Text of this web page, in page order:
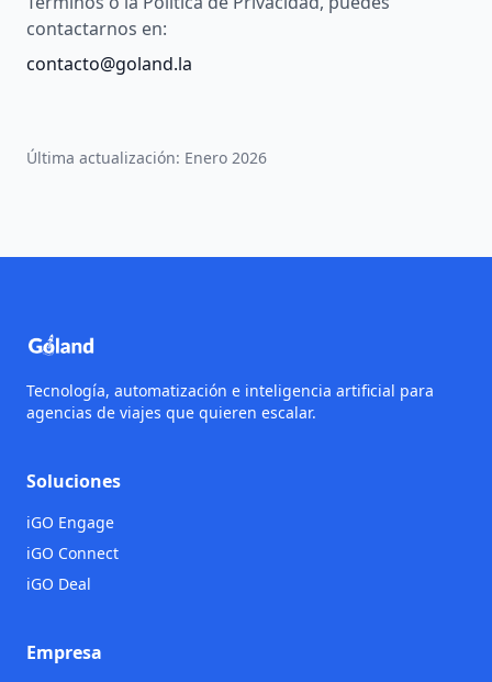
contactarnos en:
contacto@goland.la
Última actualización: Enero 2026
Tecnología, automatización e inteligencia artificial para
agencias de viajes que quieren escalar.
Soluciones
iGO Engage
iGO Connect
iGO Deal
Empresa